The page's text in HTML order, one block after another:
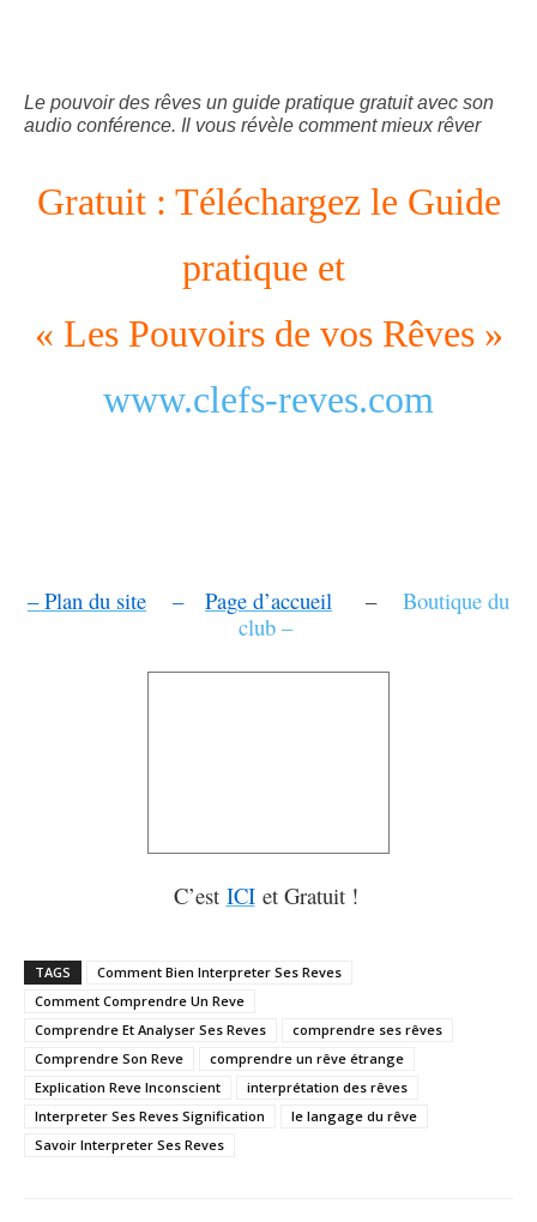
Le pouvoir des rêves un guide pratique gratuit avec son
audio conférence. Il vous révèle comment mieux rêver
Gratuit : Téléchargez le Guide
pratique et
« Les Pouvoirs de vos Rêves »
www.clefs-reves.com
– Plan du site – Page d’accueil – Boutique du
club –
C’est ICI et Gratuit !
TAGS
Comment Bien Interpreter Ses Reves
Comment Comprendre Un Reve
Comprendre Et Analyser Ses Reves
comprendre ses rêves
Comprendre Son Reve
comprendre un rêve étrange
Explication Reve Inconscient
interprétation des rêves
Interpreter Ses Reves Signification
le langage du rêve
Savoir Interpreter Ses Reves